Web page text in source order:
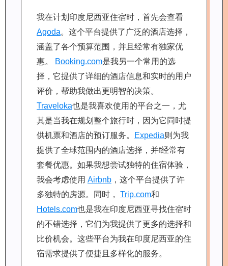
我在计划印度尼西亚住宿时，首先会查看
Agoda。这个平台提供了广泛的酒店选择，
涵盖了各个预算范围，并且经常有独家优
惠。
Booking.com是我另一个常用的选
择，它提供了详细的酒店信息和实时的用户
评价，帮助我做出更明智的决策。
Traveloka也是我喜欢使用的平台之一，尤
其是当我在规划整个旅行时，因为它同时提
供机票和酒店的预订服务。
Expedia则为我
提供了全球范围内的酒店选择，并f经常有
套餐优惠。如果我想尝试独特的住宿体验，
我会考虑使用 Airbnb ，这个平台提供了许
多独特的房源。同时， Trip.com和
Hotels.com也是我在印度尼西亚寻找住宿时
的不错选择，它们为我提供了更多的选择和
比价机会。这些平台为我在印度尼西亚的住
宿需求提供了便捷且多样化的服务。